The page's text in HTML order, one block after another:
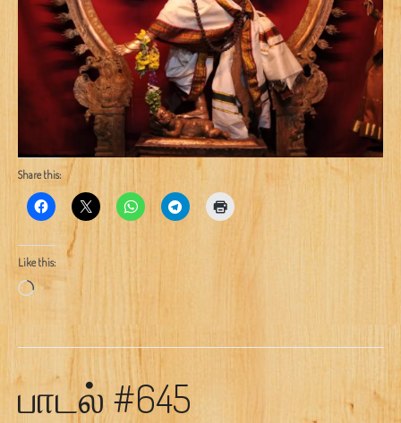
Share this:
Like this:
Loading…
பாடல் #645